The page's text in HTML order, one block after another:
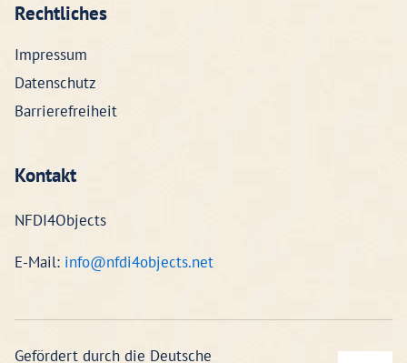
Rechtliches
Impressum
Datenschutz
Barrierefreiheit
Kontakt
NFDI4Objects
E-Mail: info@nfdi4objects.net
Gefördert durch die Deutsche